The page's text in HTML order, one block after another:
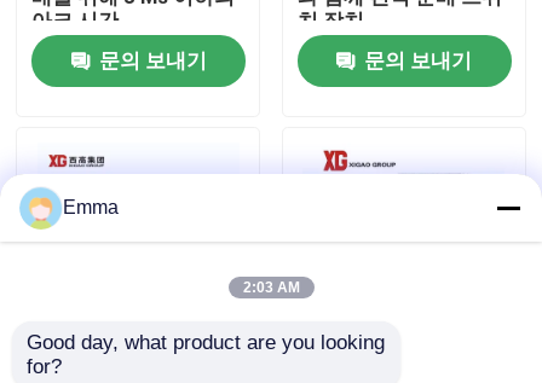
연락주세요
공기 짐 틈 스위치
전원 분배 개폐기
아크 시간
문의 보내기
치 장치
문의 보내기
690V 등급 단열 전압
Emma
2:03 AM
Good day, what product are you looking
for?